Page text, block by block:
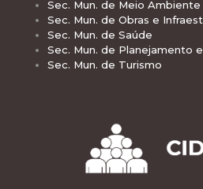
Sec. Mun. de Meio Ambiente
Sec. Mun. de Obras e
Sec. Mun. de Saúde
Sec. Mun. de Planejamento
Sec. Mun. de Turismo